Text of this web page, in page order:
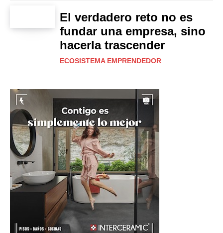
El verdadero reto no es
fundar una empresa, sino
hacerla trascender
ECOSISTEMA EMPRENDEDOR